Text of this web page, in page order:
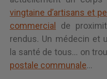
hectares dont 1300
actuellement un corps
vingtaine d’artisans et
commercial de
rendus. Un médecin et
la santé de tous… on